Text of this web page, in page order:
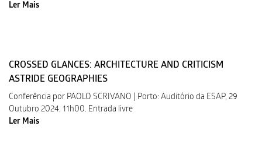
Ler Mais
CROSSED GLANCES: ARCHITECTURE AND CRITICISM
ASTRIDE GEOGRAPHIES
Conferência por PAOLO SCRIVANO | Porto: Auditório da ESAP, 29
Outubro 2024, 11h00. Entrada livre
Ler Mais